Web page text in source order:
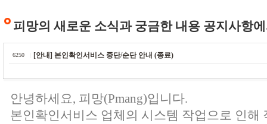
피망의 새로운 소식과 궁금한 내용 공지사항
6250 [안내] 본인확인서비스 중단/순단 안내 (종료)
안녕하세요, 피망(Pmang)입니다.
본인확인서비스 업체의 시스템 작업으로 인해